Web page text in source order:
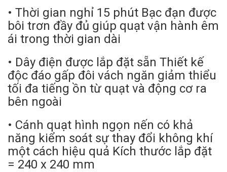
• Thời gian nghỉ 15 phút Bạc đạn được
bôi trơn đầy đủ giúp quạt vận hành êm
ái trong thời gian dài
• Dây điện được lắp đặt sẵn Thiết kế
độc đáo gấp đôi vách ngăn giảm thiểu
tối đa tiếng ồn từ quạt và động cơ ra
bên ngoài
• Cánh quạt hình ngọn nến có khả
năng kiểm soát sự thay đổi không khí
một cách hiệu quả Kích thước lắp đặt
= 240 x 240 mm